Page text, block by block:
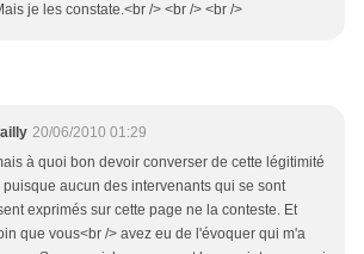
je les constate.<br /> <br /> <br />
20/06/2010 01:29
à quoi bon devoir converser de cette légitimité
puisque aucun des intervenants qui se sont
exprimés sur cette page ne la conteste. Et
que vous<br /> avez eu de l'évoquer qui m'a